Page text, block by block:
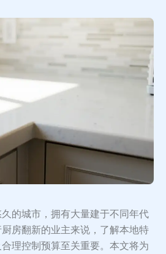
的城市，拥有大量建于不同年代
房翻新的业主来说，了解本地特
理控制预算至关重要。本文将为